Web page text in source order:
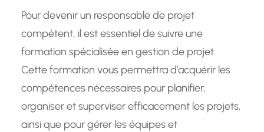
Pour devenir un responsable de projet
compétent, il est essentiel de suivre une
formation spécialisée en gestion de projet.
Cette formation vous permettra d’acquérir les
compétences nécessaires pour planifier,
organiser et superviser efficacement les projets,
ainsi que pour gérer les équipes et